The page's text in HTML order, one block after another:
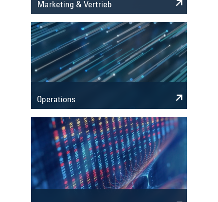
Marketing & Vertrieb
Operations